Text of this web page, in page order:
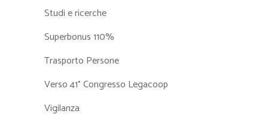
Studi e ricerche
Superbonus 110%
Trasporto Persone
Verso 41° Congresso Legacoop
Vigilanza